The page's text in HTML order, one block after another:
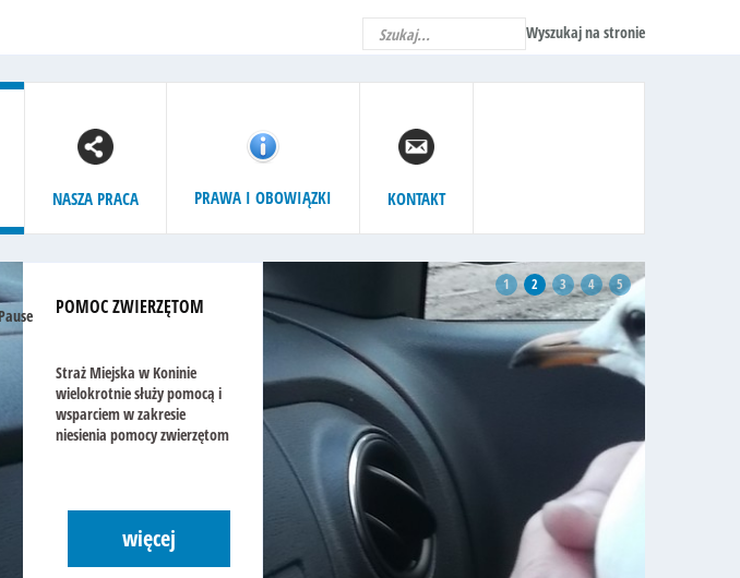
Wyszukaj na stronie
NASZA PRACA PRAWA I OBOWIĄZKI KONTAKT
1 2 3 4 5